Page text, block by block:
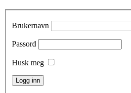
Brukernavn
Passord
Husk meg